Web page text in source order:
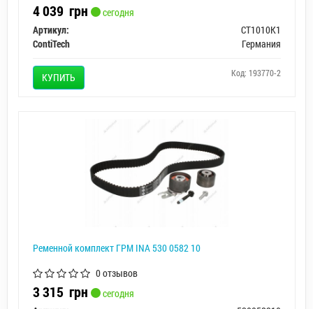
4 039 грн
сегодня
Артикул:
CT1010K1
ContiTech
Германия
КУПИТЬ Код: 193770-2
Ременной комплект ГРМ INA 530 0582 10
0 отзывов
3 315 грн
сегодня